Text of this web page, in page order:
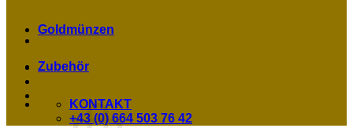
Goldmünzen
Zubehör
KONTAKT
+43 (0) 664 503 76 42